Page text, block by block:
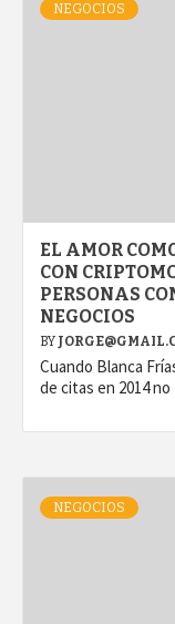
NEGOCIOS
EL AMOR
CON
PERSONAS
NEGOCIOS
BY
Cuando Blanca
de citas en 2014 no
NEGOCIOS